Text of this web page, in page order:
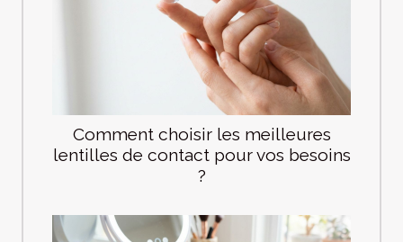
Comment choisir les meilleures
lentilles de contact pour vos besoins
?